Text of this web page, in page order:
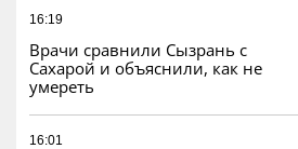
16:19
Врачи сравнили Сызрань с
Сахарой и объяснили, как не
умереть
16:01